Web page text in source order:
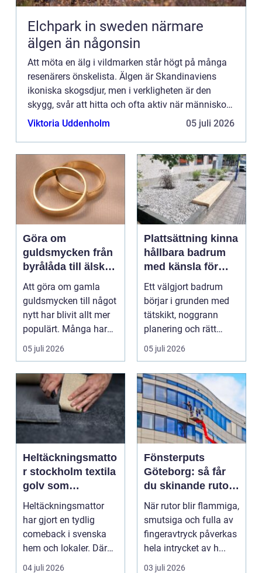
Elchpark in sweden närmare
älgen än någonsin
Att möta en älg i vildmarken står högt på många
resenärers önskelista. Älgen är Skandinaviens
ikoniska skogsdjur, men i verkligheten är den
skygg, svår att hitta och ofta aktiv när människor
sover. En elchpark in Sweden ger därför ett
Viktoria Uddenholm 05 juli 2026
Göra om
guldsmycken från
byrålåda till älskad
favorit
Att göra om gamla
guldsmycken till något
nytt har blivit allt mer
populärt. Många har
ärvda ringar, ...
05 juli 2026
Plattsättning kinna
hållbara badrum
med känsla för
detaljer
Ett välgjort badrum
börjar i grunden med
tätskikt, noggrann
planering och rätt
plattsättning. När k...
05 juli 2026
Heltäckningsmatto
r stockholm textila
golv som
förändrar rummet
Heltäckningsmattor
har gjort en tydlig
comeback i svenska
hem och lokaler. Där
de tidigare sågs som ...
04 juli 2026
Fönsterputs
Göteborg: så får
du skinande rutor
året runt
När rutor blir flammiga,
smutsiga och fulla av
fingeravtryck påverkas
hela intrycket av h...
03 juli 2026